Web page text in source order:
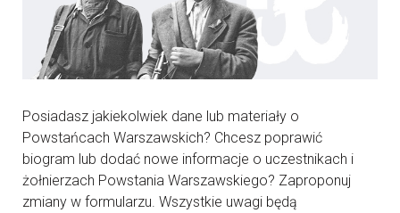
Posiadasz jakiekolwiek dane lub materiały o
Powstańcach Warszawskich? Chcesz poprawić
biogram lub dodać nowe informacje o uczestnikach i
żołnierzach Powstania Warszawskiego? Zaproponuj
zmiany w formularzu. Wszystkie uwagi będą